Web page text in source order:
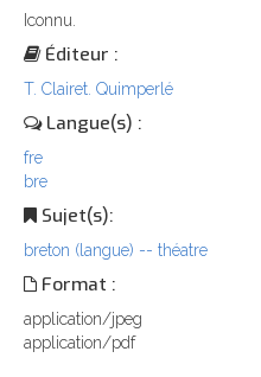
Iconnu.
Éditeur :
T. Clairet. Quimperlé
Langue(s) :
fre
bre
Sujet(s):
breton (langue) -- théatre
Format :
application/jpeg
application/pdf